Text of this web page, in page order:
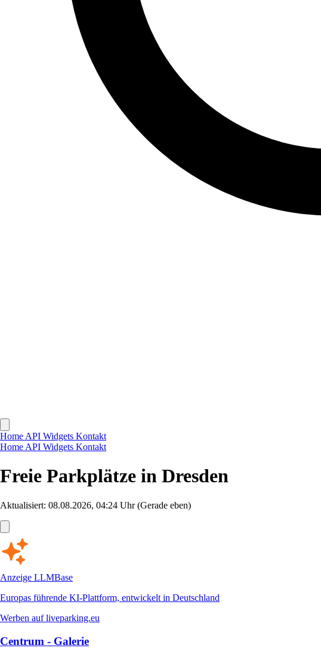
Home API Widgets Kontakt
Home API Widgets Kontakt
Freie Parkplätze in Dresden
Aktualisiert: 08.08.2026, 04:24 Uhr(Gerade eben)
Anzeige LLMBase
Europas führende KI-Plattform, entwickelt in Deutschland
Werben auf liveparking.eu
Centrum - Galerie